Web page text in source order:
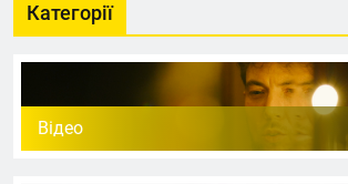
Категорії
Відео